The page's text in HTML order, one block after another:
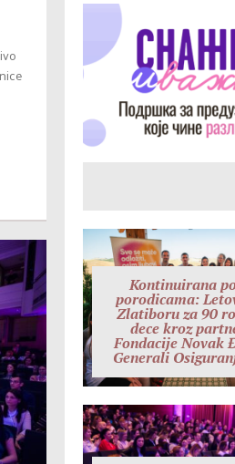
Kontinuirana
porodicama:
Zlatiboru za 90
dece kroz
Fondacije Novak
Generali